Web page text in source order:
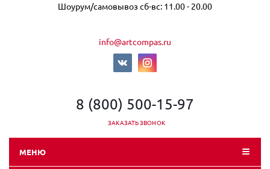
Шоурум/самовывоз сб-вс: 11.00 - 20.00
info@artcompas.ru
8 (800) 500-15-97
ЗАКАЗАТЬ ЗВОНОК
МЕНЮ